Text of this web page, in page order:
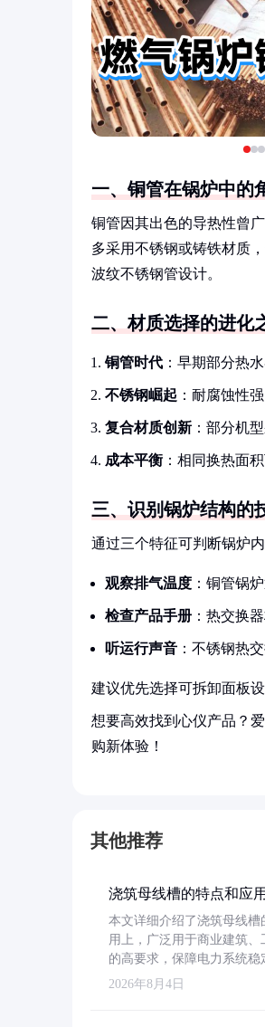
一、铜管在锅炉中的
铜管因其出色的导热性曾
多采用不锈钢或铸铁材质
波纹不锈钢管设计。
二、材质选择的进化
铜管时代 ：早期部分热
不锈钢崛起 ：耐腐蚀性
复合材质创新 ：部分机
成本平衡 ：相同换热面
三、识别锅炉结构的
通过三个特征可判断锅炉内
观察排气温度 ：铜管锅
检查产品手册 ：热交换
听运行声音 ：不锈钢热
建议优先选择可拆卸面板
想要高效找到心仪产品？
购新体验！
其他推荐
浇筑母线槽的特点和应
本文详细介绍了浇筑母线
用上，广泛用于商业建筑
的高要求，保障电力系统稳
2026年8月4日